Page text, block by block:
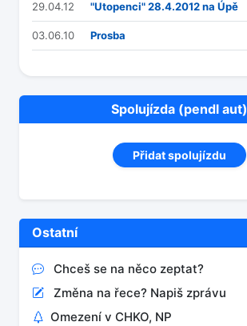
29.04.12 "Utopenci" 28.4.2012 na Úpě
03.06.10 Prosba
Spolujízda (pendl aut)
Přidat spolujízdu
Ostatní
Chceš se na něco zeptat?
Změna na řece? Napiš zprávu
Omezení v CHKO, NP